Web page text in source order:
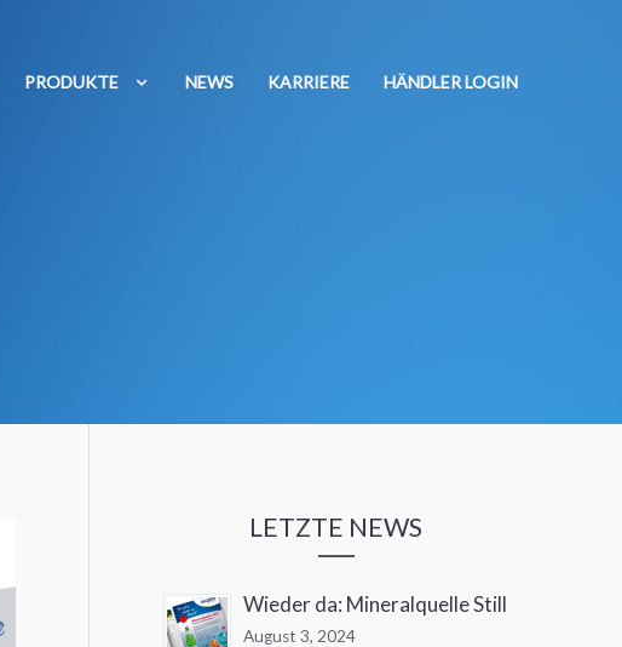
PRODUKTE NEWS KARRIERE HÄNDLER LOGIN
LETZTE NEWS
Wieder da: Mineralquelle Still
August 3, 2024